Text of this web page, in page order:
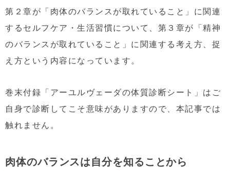
第２章が「肉体のバランスが取れていること」に関連
するセルフケア・生活習慣について、第３章が「精神
のバランスが取れていること」に関連する考え方、捉
え方という内容になっています。
巻末付録「アーユルヴェーダの体質診断シート」はご
自身で診断してこそ意味がありますので、本記事では
触れません。
肉体のバランスは自分を知ることから